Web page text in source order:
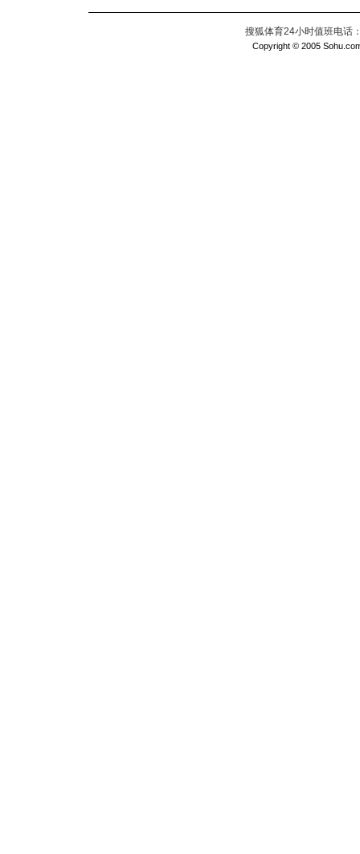
搜狐体育24小时值班电话
Copyright © 2005